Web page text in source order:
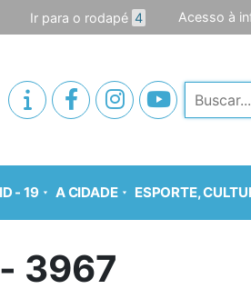
Ir para o rodapé 4 Acesso à
Pesquisar
- 19 A CIDADE ESPORTE,
3967